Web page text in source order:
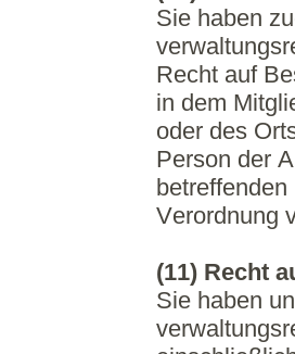
Sie haben
Recht auf
in dem
oder des
Person der
Verordnung
(11) Recht
Sie haben